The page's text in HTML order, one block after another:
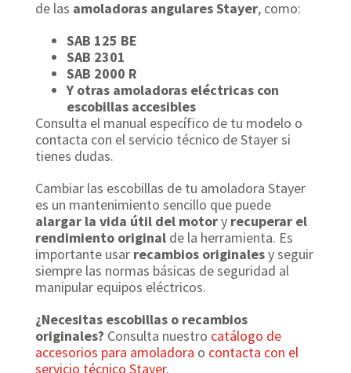
de las amoladoras angulares Stayer, como:
SAB 125 BE
SAB 2301
SAB 2000 R
Y otras amoladoras eléctricas con
escobillas accesibles
Consulta el manual específico de tu modelo o
contacta con el servicio técnico de Stayer si
tienes dudas.
Cambiar las escobillas de tu amoladora Stayer
es un mantenimiento sencillo que puede
alargar la vida útil del motory recuperar el
rendimiento original de la herramienta. Es
importante usar recambios originalesy seguir
siempre las normas básicas de seguridad al
manipular equipos eléctricos.
¿Necesitas escobillas o recambios
originales? Consulta nuestro catálogo de
accesorios para amoladora o contacta con el
servicio técnico Stayer.